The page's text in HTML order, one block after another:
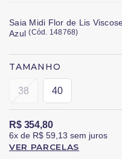
Saia Midi Flor de Lis
Azul(Cód. 148768)
TAMANHO
38 40
R$ 354,80
6x de R$ 59,13 sem juros
VER PARCELAS